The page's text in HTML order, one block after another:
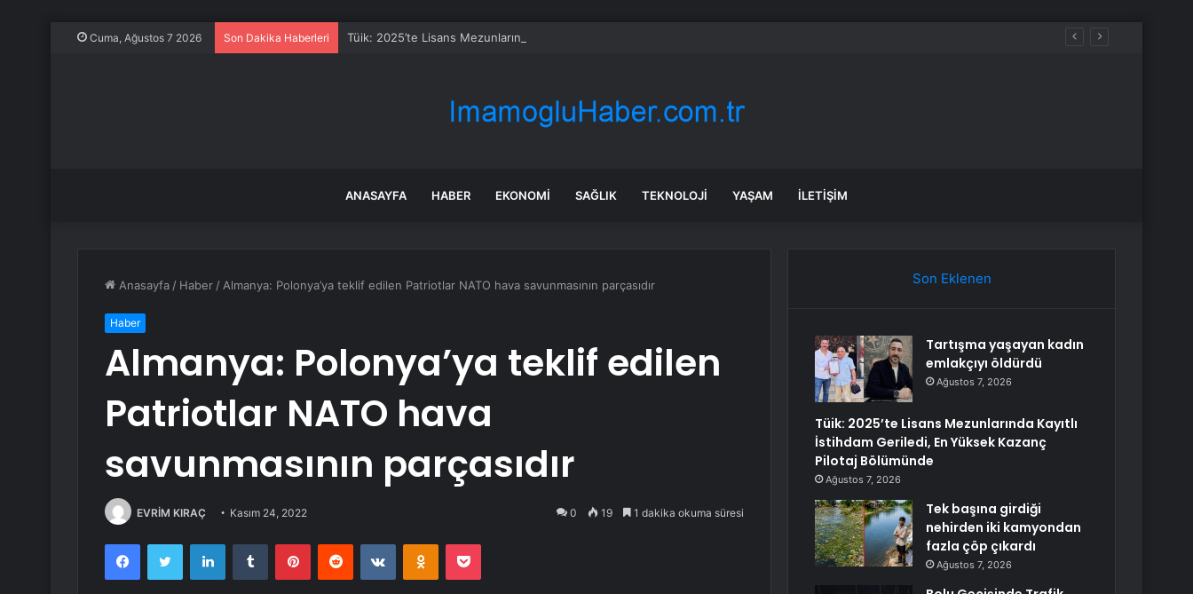
Cuma, Ağustos 7 2026 Son Dakika Haberleri Tüik: 2025’te Lisans Mezunlarında Kayıtlı İstihdam Geriledi, En Yüksek Kazanç Pilotaj Bölümünde
ANASAYFA HABER EKONOMI SAĞLIK TEKNOLOJI YAŞAM İLETIŞIM
Anasayfa / Haber / Almanya: Polonya’ya teklif edilen Patriotlar NATO hava savunmasının parçasıdır
Haber
Almanya: Polonya’ya teklif edilen
Patriotlar NATO hava
savunmasının parçasıdır
EVRİM KIRAÇ Kasım 24, 2022 0 19 1 dakika okuma süresi
FacebookTwitter LinkedInTumblr PinterestReddit VKontakteOdnoklassniki
Pocket
Son Eklenen
Tartışma yaşayan kadın
emlakçıyı öldürdü
Ağustos 7, 2026
Tüik: 2025’te Lisans Mezunlarında Kayıtlı
İstihdam Geriledi, En Yüksek Kazanç
Pilotaj Bölümünde
Ağustos 7, 2026
Tek başına girdiği
nehirden iki kamyondan
fazla çöp çıkardı
Ağustos 7, 2026